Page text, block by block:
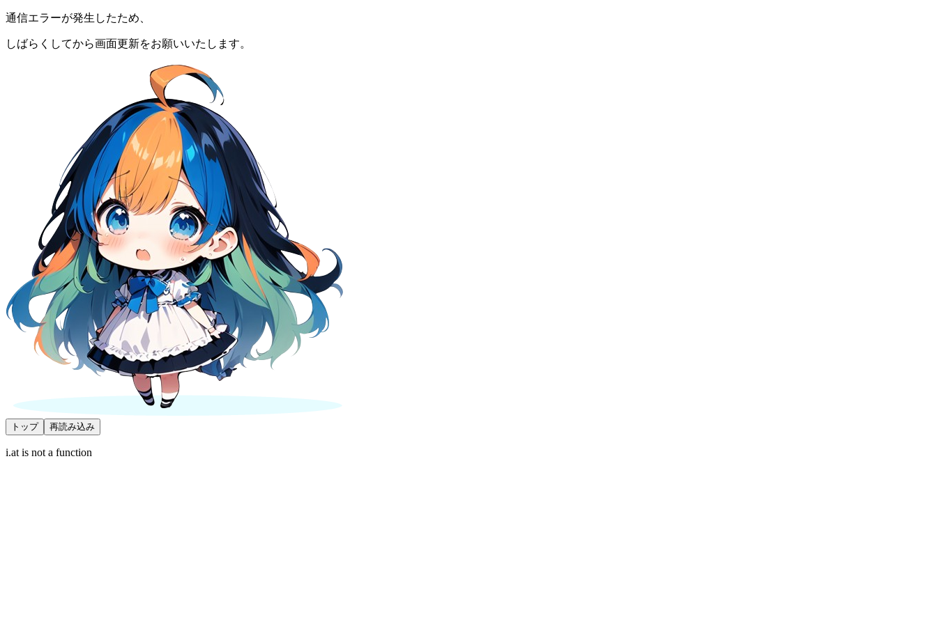
通信エラーが発生したため、
しばらくしてから画面更新をお願いいたします。
トップ 再読み込み
i.at is not a function